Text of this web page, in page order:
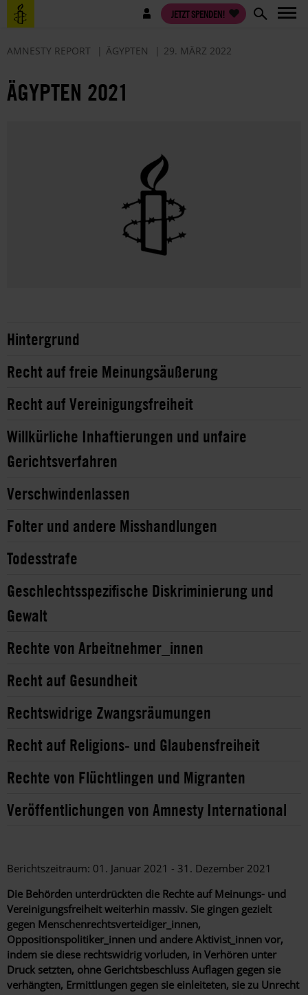
Direkt
zum
Benutzermenü JETZT SPENDEN!
AMNESTY REPORT ÄGYPTEN 29. MÄRZ 2022
ÄGYPTEN 2021
Hintergrund
Recht auf freie Meinungsäußerung
Recht auf Vereinigungsfreiheit
Willkürliche Inhaftierungen und unfaire
Gerichtsverfahren
Verschwindenlassen
Folter und andere Misshandlungen
Todesstrafe
Geschlechtsspezifische Diskriminierung und
Gewalt
Rechte von Arbeitnehmer_innen
Recht auf Gesundheit
Rechtswidrige Zwangsräumungen
Recht auf Religions- und Glaubensfreiheit
Rechte von Flüchtlingen und Migranten
Veröffentlichungen von Amnesty International
Berichtszeitraum: 01. Januar 2021 - 31. Dezember 2021
Die Behörden unterdrückten die Rechte auf Meinungs- und
Vereinigungsfreiheit weiterhin massiv. Sie gingen gezielt
gegen Menschenrechtsverteidiger_innen,
Oppositionspolitiker_innen und andere Aktivist_innen vor,
indem sie diese rechtswidrig vorluden, in Verhören unter
Druck setzten, ohne Gerichtsbeschluss Auflagen gegen sie
verhängten, Ermittlungen gegen sie einleiteten, sie zu Unrecht